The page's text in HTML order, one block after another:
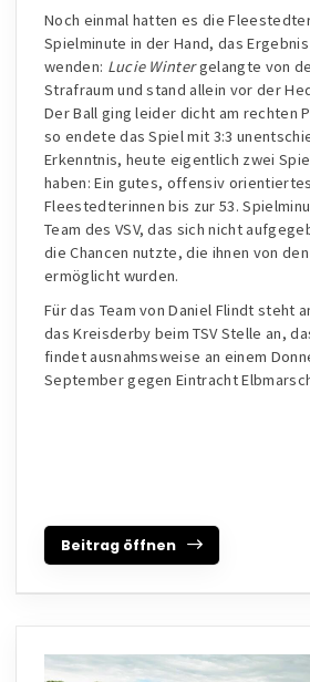
Noch einmal hatten es die
Spielminute in der Hand, das
wenden: Lucie Wintergelangte von
Strafraum und stand allein vor der
Der Ball ging leider dicht am rechten
so endete das Spiel mit 3:3
Erkenntnis, heute eigentlich zwei
haben: Ein gutes, offensiv
Fleestedterinnen bis zur 53.
Team des VSV, das sich nicht
die Chancen nutzte, die ihnen von
ermöglicht wurden.
Für das Team von Daniel Flindt steht
das Kreisderby beim TSV Stelle an,
findet ausnahmsweise an einem
September gegen Eintracht
Beitrag öffnen